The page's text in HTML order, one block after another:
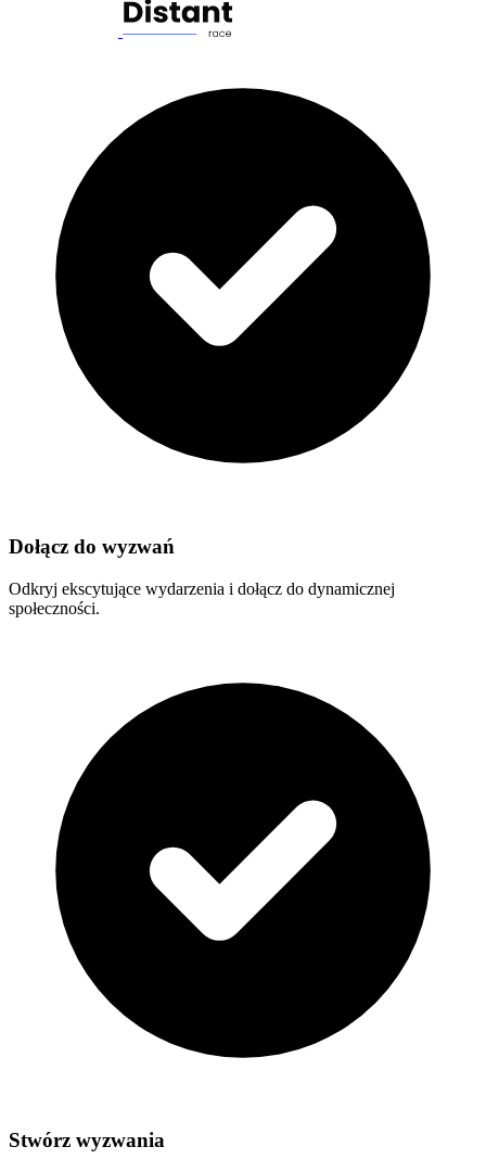
Dołącz do wyzwań
Odkryj ekscytujące wydarzenia i dołącz do dynamicznej
społeczności.
Stwórz wyzwania